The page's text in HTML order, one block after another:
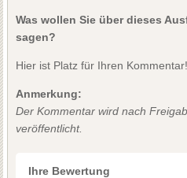
Was wollen Sie über dieses
sagen?
Hier ist Platz für Ihren Kommentar!
Anmerkung:
Der Kommentar wird nach
veröffentlicht.
Ihre Bewertung